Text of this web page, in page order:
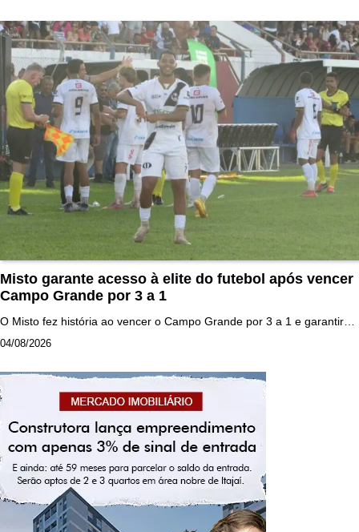
Misto garante acesso à elite do futebol após vencer
Campo Grande por 3 a 1
O Misto fez história ao vencer o Campo Grande por 3 a 1 e garantir…
04/08/2026